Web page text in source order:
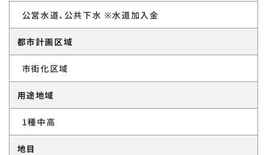
公営水道、公共下水 ※水道加入金
都市計画区域
市街化区域
用途地域
1種中高
地目